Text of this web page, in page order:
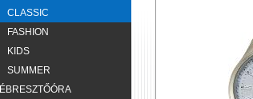
CLASSIC
FASHION
KIDS
SUMMER
ÉBRESZTŐÓRA